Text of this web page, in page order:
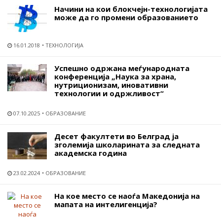
Начини на кои блокчејн-технологијата
може да го промени образованието
16.01.2018 ТЕХНОЛОГИЈА
Успешно одржана меѓународната
конференција „Наука за храна,
нутриционизам, иновативни
технологии и одржливост“
07.10.2025 ОБРАЗОВАНИЕ
Десет факултети во Белград ја
зголемија школарината за следната
академска година
23.02.2024 ОБРАЗОВАНИЕ
На кое место се наоѓа Македонија на
мапата на интелигенција?